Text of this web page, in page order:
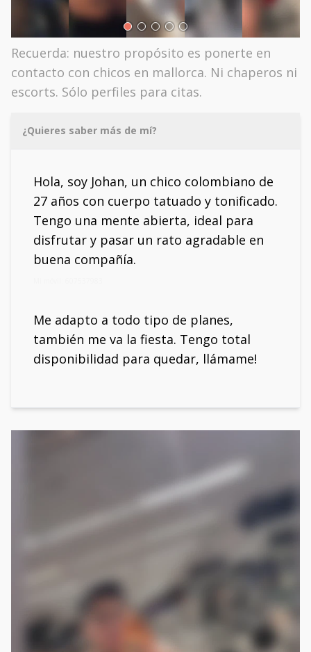
Recuerda: nuestro propósito es ponerte en
contacto con chicos en mallorca. Ni chaperos ni
escorts. Sólo perfiles para citas.
¿Quieres saber más de mí?
Hola, soy Johan, un chico colombiano de
27 años con cuerpo tatuado y tonificado.
Tengo una mente abierta, ideal para
disfrutar y pasar un rato agradable en
buena compañía.
Me adapto a todo tipo de planes,
también me va la fiesta. Tengo total
disponibilidad para quedar, llámame!